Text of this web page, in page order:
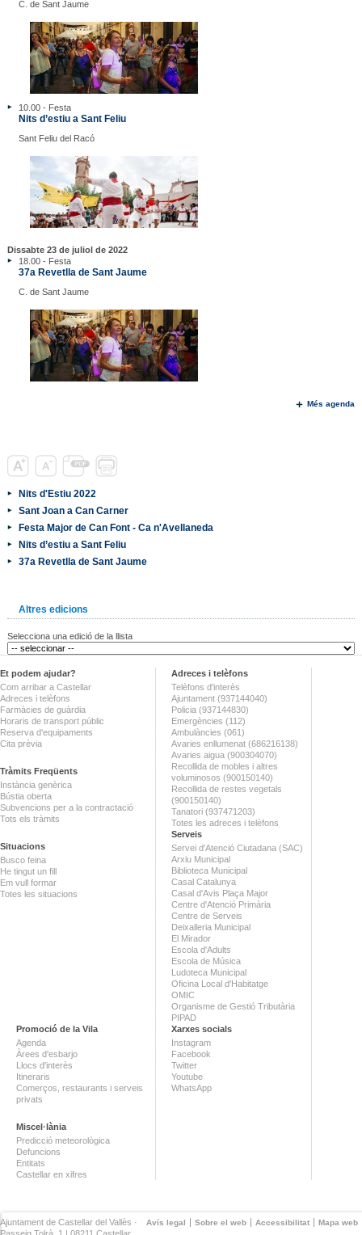
C. de Sant Jaume
10.00 - Festa
Nits d’estiu a Sant Feliu
Sant Feliu del Racó
Dissabte 23 de juliol de 2022
18.00 - Festa
37a Revetlla de Sant Jaume
C. de Sant Jaume
Més agenda
Nits d'Estiu 2022
Sant Joan a Can Carner
Festa Major de Can Font - Ca n'Avellaneda
Nits d’estiu a Sant Feliu
37a Revetlla de Sant Jaume
Altres edicions
Selecciona una edició de la llista
Et podem ajudar?
Com arribar a Castellar
Adreces i telèfons
Farmàcies de guàrdia
Horaris de transport públic
Reserva d'equipaments
Cita prèvia
Tràmits Freqüents
Instància genèrica
Bústia oberta
Subvencions per a la contractació
Tots els tràmits
Situacions
Busco feina
He tingut un fill
Em vull formar
Totes les situacions
Adreces i telèfons
Telèfons d'interès
Ajuntament (937144040)
Policia (937144830)
Emergències (112)
Ambulàncies (061)
Avaries enllumenat (686216138)
Avaries aigua (900304070)
Recollida de mobles i altres
voluminosos (900150140)
Recollida de restes vegetals
(900150140)
Tanatori (937471203)
Totes les adreces i telèfons
Serveis
Servei d'Atenció Ciutadana (SAC)
Arxiu Municipal
Biblioteca Municipal
Casal Catalunya
Casal d'Avis Plaça Major
Centre d'Atenció Primària
Centre de Serveis
Deixalleria Municipal
El Mirador
Escola d'Adults
Escola de Música
Ludoteca Municipal
Oficina Local d'Habitatge
OMIC
Organisme de Gestió Tributària
PIPAD
Promoció de la Vila
Agenda
Àrees d'esbarjo
Llocs d'interès
Itineraris
Comerços, restaurants i serveis
privats
Miscel·lània
Predicció meteorològica
Defuncions
Entitats
Castellar en xifres
Xarxes socials
Instagram
Facebook
Twitter
Youtube
WhatsApp
Avís legal Sobre el web Accessibilitat Mapa web
Ajuntament de Castellar del Vallès ·